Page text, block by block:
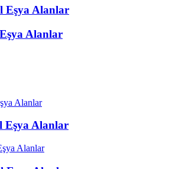
Eşya Alanlar
Alanlar
Eşya Alanlar